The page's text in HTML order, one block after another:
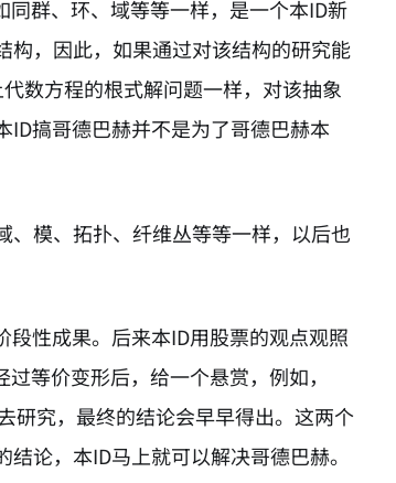
群、环、域等等一样，是一个本ID新
构，因此，如果通过对该结构的研究能
数方程的根式解问题一样，对该抽象
ID搞哥德巴赫并不是为了哥德巴赫本
模、拓扑、纤维丛等等一样，以后也
性成果。后来本ID用股票的观点观照
等价变形后，给一个悬赏，例如，
研究，最终的结论会早早得出。这两个
论，本ID马上就可以解决哥德巴赫。